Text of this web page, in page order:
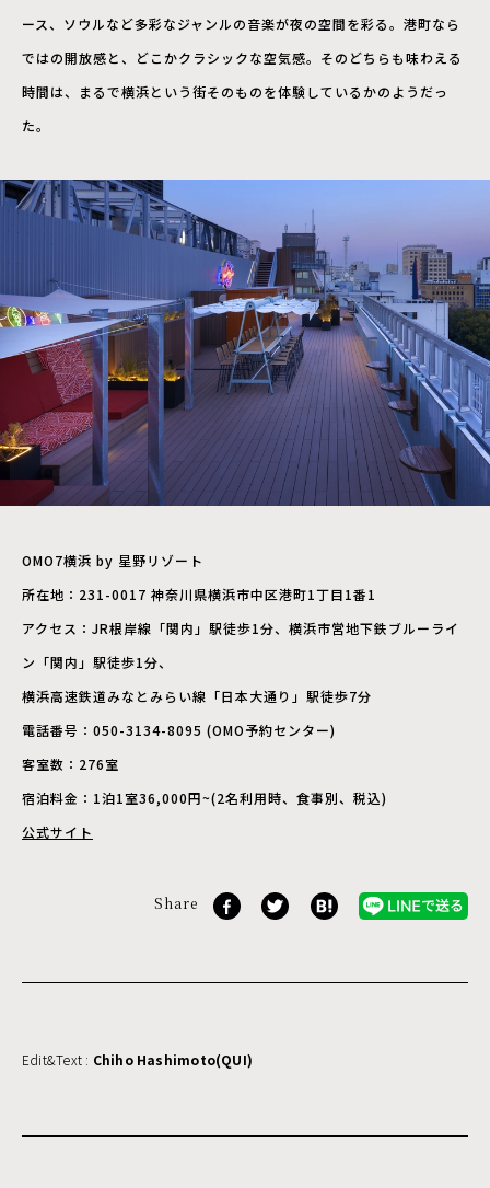
ース、ソウルなど多彩なジャンルの音楽が夜の空間を彩る。港町なら
ではの開放感と、どこかクラシックな空気感。そのどちらも味わえる
時間は、まるで横浜という街そのものを体験しているかのようだっ
た。
OMO7横浜 by 星野リゾート
所在地：231-0017 神奈川県横浜市中区港町1丁目1番1
アクセス：JR根岸線「関内」駅徒歩1分、横浜市営地下鉄ブルーライ
ン「関内」駅徒歩1分、
横浜高速鉄道みなとみらい線「日本大通り」駅徒歩7分
電話番号：050-3134-8095 (OMO予約センター)
客室数：276室
宿泊料金：1泊1室36,000円~(2名利用時、食事別、税込)
公式サイト
Share
Edit&Text : Chiho Hashimoto(QUI)